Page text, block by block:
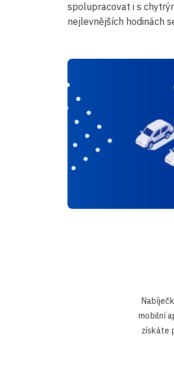
spolupracovat i s
nejlevnějších hodinách
mobilní
získáte